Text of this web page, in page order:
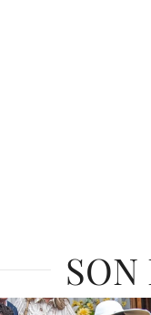
SON